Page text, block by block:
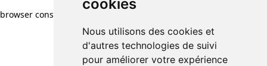
cookies
Nous utilisons des cookies et
d'autres technologies de suivi
pour améliorer votre expérience
browser console for more information)